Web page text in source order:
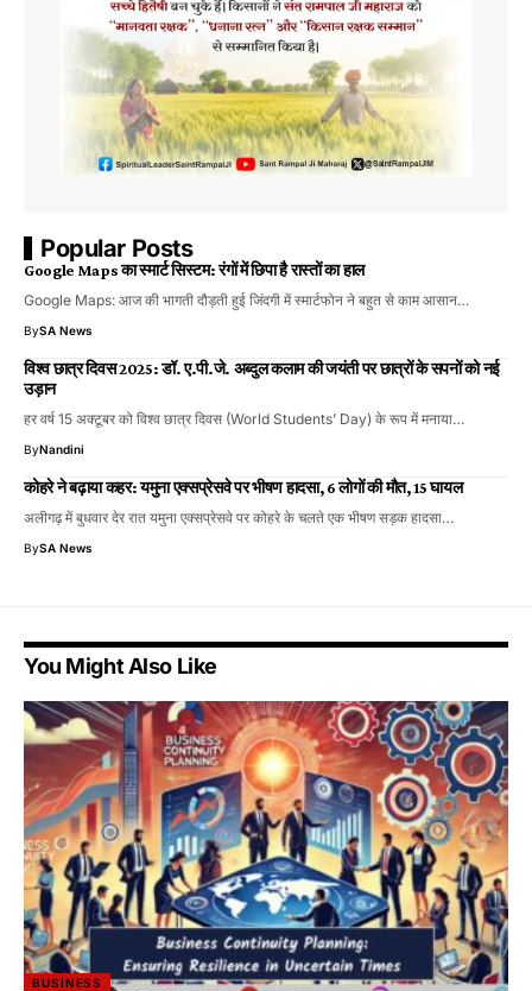
Popular Posts
Google Maps का स्मार्ट सिस्टम: रंगों में छिपा है रास्तों का हाल
Google Maps: आज की भागती दौड़ती हुई जिंदगी में स्मार्टफोन ने बहुत से काम आसान…
BySA News
विश्व छात्र दिवस 2025: डॉ. ए.पी.जे. अब्दुल कलाम की जयंती पर छात्रों के सपनों को नई
उड़ान
हर वर्ष 15 अक्टूबर को विश्व छात्र दिवस (World Students’ Day) के रूप में मनाया…
ByNandini
कोहरे ने बढ़ाया कहर: यमुना एक्सप्रेसवे पर भीषण हादसा, 6 लोगों की मौत, 15 घायल
अलीगढ़ में बुधवार देर रात यमुना एक्सप्रेसवे पर कोहरे के चलते एक भीषण सड़क हादसा…
BySA News
You Might Also Like
BUSINESS